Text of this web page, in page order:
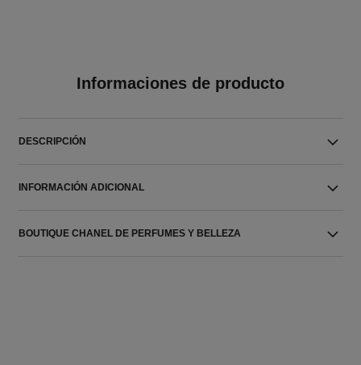
Informaciones de producto
DESCRIPCIÓN
INFORMACIÓN ADICIONAL
BOUTIQUE CHANEL DE PERFUMES Y BELLEZA